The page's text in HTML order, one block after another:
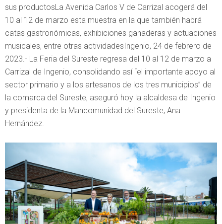
sus productosLa Avenida Carlos V de Carrizal acogerá del
10 al 12 de marzo esta muestra en la que también habrá
catas gastronómicas, exhibiciones ganaderas y actuaciones
musicales, entre otras actividadesIngenio, 24 de febrero de
2023.- La Feria del Sureste regresa del 10 al 12 de marzo a
Carrizal de Ingenio, consolidando así “el importante apoyo al
sector primario y a los artesanos de los tres municipios” de
la comarca del Sureste, aseguró hoy la alcaldesa de Ingenio
y presidenta de la Mancomunidad del Sureste, Ana
Hernández.